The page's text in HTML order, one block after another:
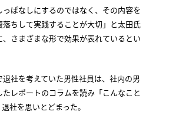
っぱなしにするのではなく、その内容を
ちして実践することが大切」と太田氏
さまざまな形で効果が表れているとい
社を考えていた男性社員は、社内の男
レポートのコラムを読み「こんなこと
社を思いとどまった。